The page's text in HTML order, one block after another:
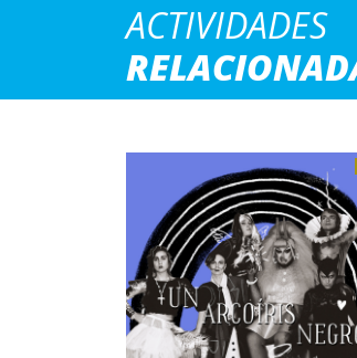
ACTIVIDADES